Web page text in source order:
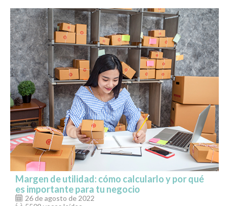
Margen de utilidad: cómo calcularlo y por qué
es importante para tu negocio
26 de agosto de 2022